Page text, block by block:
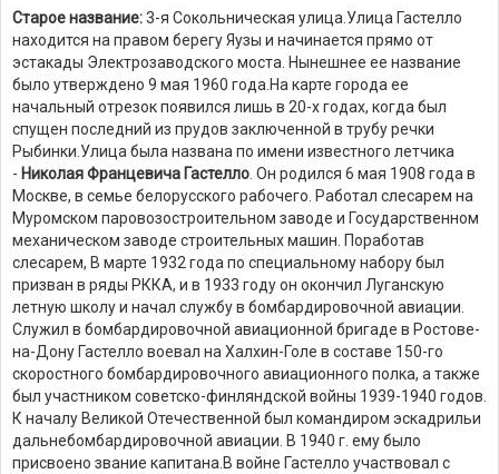
Старое название:3-я Сокольническая улица. Улица Гастелло
находится на правом берегу Яузы и начинается прямо от
эстакады Электрозаводского моста. Нынешнее ее название
было утверждено 9 мая 1960 года. На карте города ее
начальный отрезок появился лишь в 20-х годах, когда был
спущен последний из прудов заключенной в трубу речки
Рыбинки. Улица была названа по имени известного летчика
- Николая Францевича Гастелло . Он родился 6 мая 1908 года в
Москве, в семье белорусского рабочего. Работал слесарем на
Муромском паровозостроительном заводе и Государственном
механическом заводе строительных машин. Поработав
слесарем, В марте 1932 года по специальному набору был
призван в ряды РККА, и в 1933 году он окончил Луганскую
летную школу и начал службу в бомбардировочной авиации.
Служил в бомбардировочной авиационной бригаде в Ростове-
на-Дону Гастелло воевал на Халхин-Голе в составе 150-го
скоростного бомбардировочного авиационного полка, а также
был участником советско-финляндской войны 1939-1940 годов.
К началу Великой Отечественной был командиром эскадрильи
дальнебомбардировочной авиации. В 1940 г. ему было
присвоено звание капитана. В войне Гастелло участвовал с